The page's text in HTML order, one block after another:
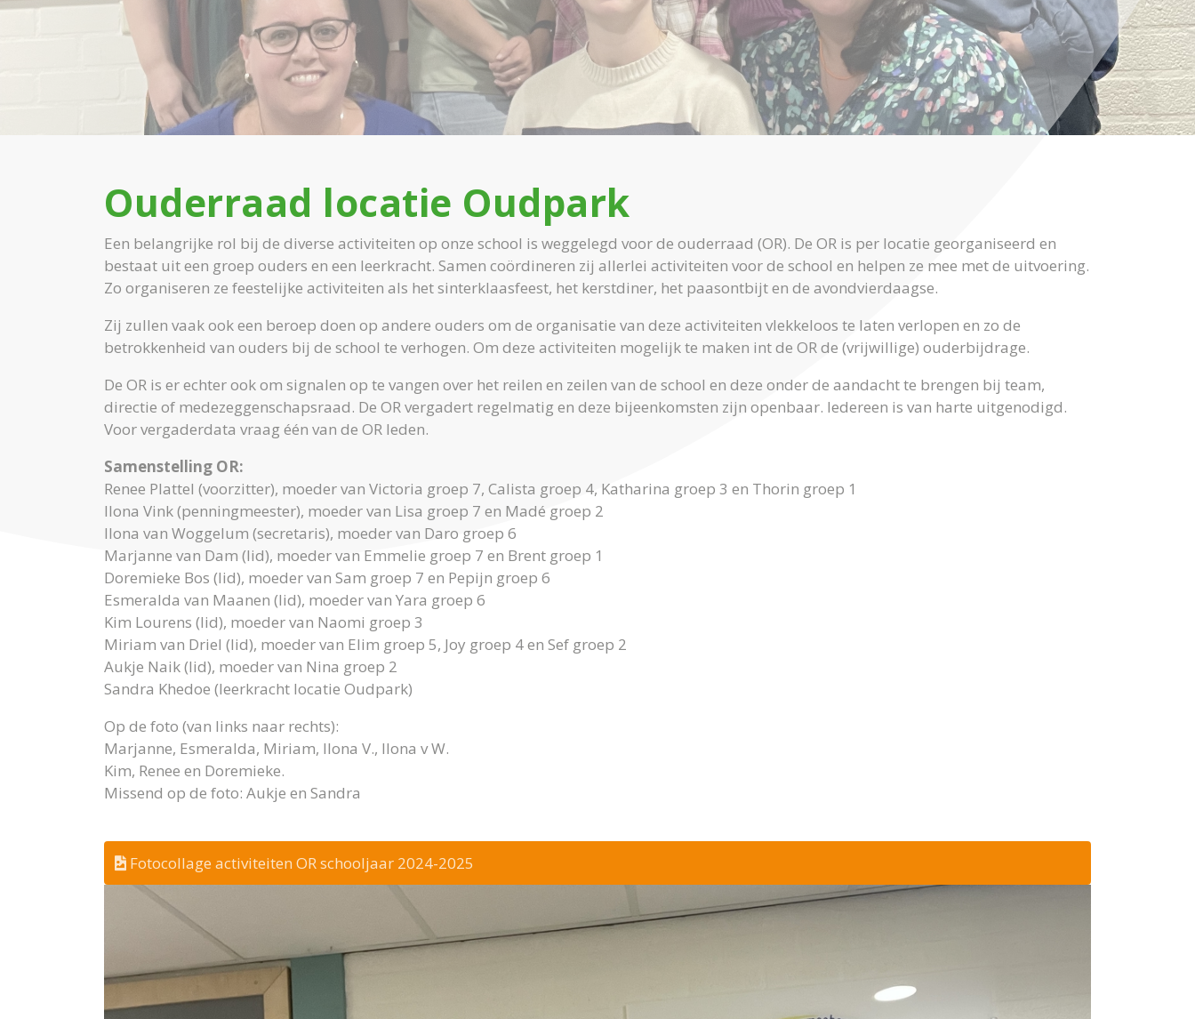
Ouderraad locatie Oudpark
Een belangrijke rol bij de diverse activiteiten op onze school is weggelegd voor de ouderraad (OR). De OR is per locatie georganiseerd en
bestaat uit een groep ouders en een leerkracht. Samen coördineren zij allerlei activiteiten voor de school en helpen ze mee met de uitvoering.
Zo organiseren ze feestelijke activiteiten als het sinterklaasfeest, het kerstdiner, het paasontbijt en de avondvierdaagse.
Zij zullen vaak ook een beroep doen op andere ouders om de organisatie van deze activiteiten vlekkeloos te laten verlopen en zo de
betrokkenheid van ouders bij de school te verhogen. Om deze activiteiten mogelijk te maken int de OR de (vrijwillige) ouderbijdrage.
De OR is er echter ook om signalen op te vangen over het reilen en zeilen van de school en deze onder de aandacht te brengen bij team,
directie of medezeggenschapsraad. De OR vergadert regelmatig en deze bijeenkomsten zijn openbaar. Iedereen is van harte uitgenodigd.
Voor vergaderdata vraag één van de OR leden.
Samenstelling OR:
Renee Plattel (voorzitter), moeder van Victoria groep 7, Calista groep 4, Katharina groep 3 en Thorin groep 1
Ilona Vink (penningmeester), moeder van Lisa groep 7 en Madé groep 2
Ilona van Woggelum (secretaris), moeder van Daro groep 6
Marjanne van Dam (lid), moeder van Emmelie groep 7 en Brent groep 1
Doremieke Bos (lid), moeder van Sam groep 7 en Pepijn groep 6
Esmeralda van Maanen (lid), moeder van Yara groep 6
Kim Lourens (lid), moeder van Naomi groep 3
Miriam van Driel (lid), moeder van Elim groep 5, Joy groep 4 en Sef groep 2
Aukje Naik (lid), moeder van Nina groep 2
Sandra Khedoe (leerkracht locatie Oudpark)
Op de foto (van links naar rechts):
Marjanne, Esmeralda, Miriam, Ilona V., Ilona v W.
Kim, Renee en Doremieke.
Missend op de foto: Aukje en Sandra
Fotocollage activiteiten OR schooljaar 2024-2025